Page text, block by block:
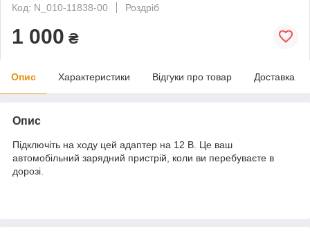
Код: N_010-11838-00
Роздріб
1 000 ₴
Опис Характеристики Відгуки про товар Доставка
Опис
Підключіть на ходу цей адаптер на 12 В. Це ваш
автомобільний зарядний пристрій, коли ви перебуваєте в
дорозі.